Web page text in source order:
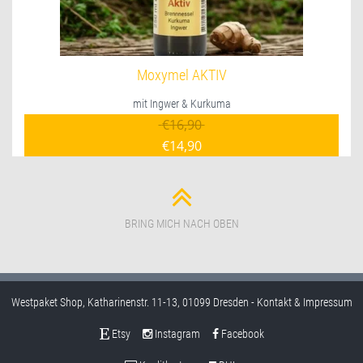
Moxymel AKTIV
mit Ingwer & Kurkuma
€16,90Ursprünglicher Preis war:
€14,90
BRING MICH NACH OBEN
Westpaket Shop, Katharinenstr. 11-13, 01099 Dresden - Kontakt & Impressum
Etsy Instagram Facebook